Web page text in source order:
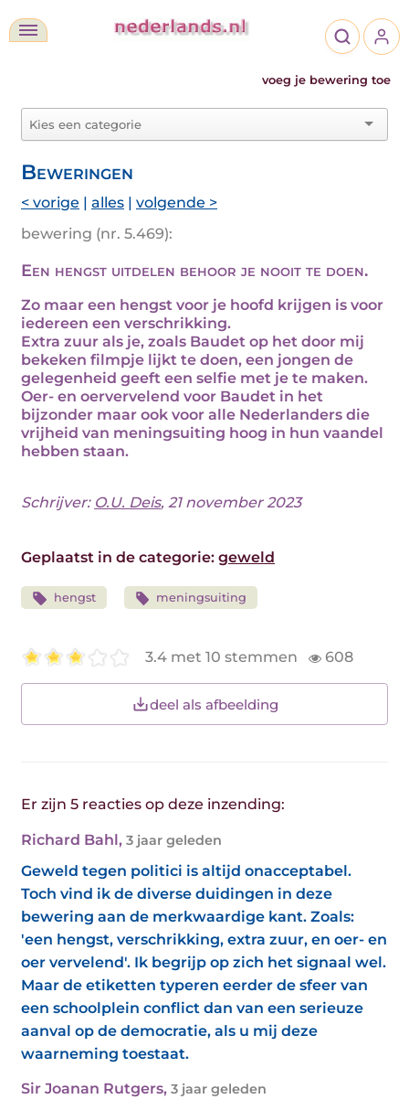
voeg je bewering toe
Beweringen
< vorige | alles | volgende >
bewering (nr. 5.469):
Een hengst uitdelen behoor je nooit te doen.
Zo maar een hengst voor je hoofd krijgen is voor
iedereen een verschrikking.
Extra zuur als je, zoals Baudet op het door mij
bekeken filmpje lijkt te doen, een jongen de
gelegenheid geeft een selfie met je te maken.
Oer- en oervervelend voor Baudet in het
bijzonder maar ook voor alle Nederlanders die
vrijheid van meningsuiting hoog in hun vaandel
hebben staan.
Schrijver: O.U. Deis, 21 november 2023
Geplaatst in de categorie: geweld
hengst meningsuiting
3.4 met 10 stemmen 608
deel als afbeelding
Er zijn 5 reacties op deze inzending:
Richard Bahl, 3 jaar geleden
Geweld tegen politici is altijd onacceptabel.
Toch vind ik de diverse duidingen in deze
bewering aan de merkwaardige kant. Zoals:
'een hengst, verschrikking, extra zuur, en oer- en
oer vervelend'. Ik begrijp op zich het signaal wel.
Maar de etiketten typeren eerder de sfeer van
een schoolplein conflict dan van een serieuze
aanval op de democratie, als u mij deze
waarneming toestaat.
Sir Joanan Rutgers, 3 jaar geleden